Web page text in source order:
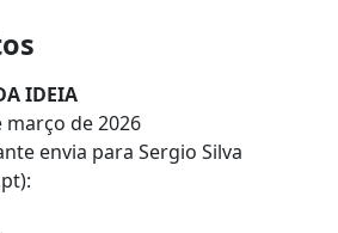
IDEIA
março de 2026
envia para Sergio Silva